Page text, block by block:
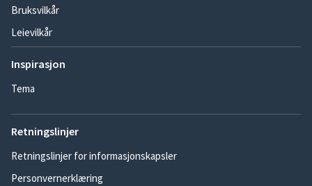
Bruksvilkår
Leievilkår
Inspirasjon
Tema
Retningslinjer
Retningslinjer for informasjonskapsler
Personvernerklæring